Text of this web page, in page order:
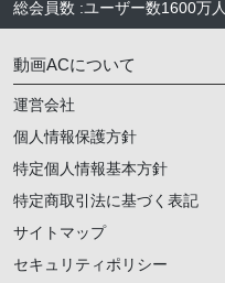
総会員数 :ユーザー数1600万人
動画ACについて
運営会社
個人情報保護方針
特定個人情報基本方針
特定商取引法に基づく表記
サイトマップ
セキュリティポリシー